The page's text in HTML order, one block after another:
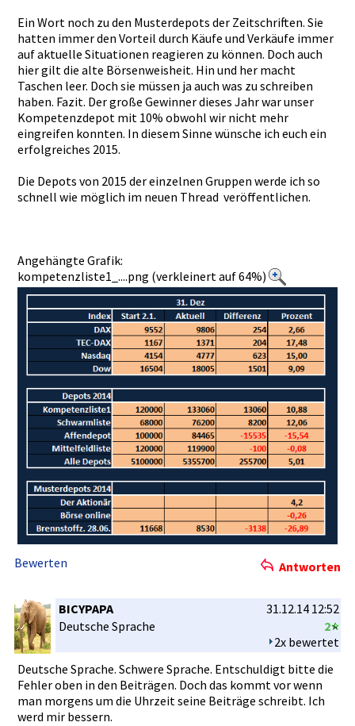
Ein Wort noch zu den Musterdepo­ts der Zeitschrif­ten. Sie
hatten immer den Vorteil durch Käufe und Verkäufe immer
auf aktuelle Situatione­n reagieren zu können. Doch auch
hier gilt die alte Börsenweis­heit. Hin und her macht
Taschen leer. Doch sie müssen ja auch was zu schreiben
haben. Fazit. Der große Gewinner dieses Jahr war unser
Kompetenzd­epot mit 10% obwohl wir nicht mehr
eingreifen­ konnten. In diesem Sinne wünsche ich euch ein
erfolgreic­hes 2015.
Die Depots von 2015 der einzelnen Gruppen werde ich so
schnell wie möglich im neuen Thread veröf­fentlichen­.
Angehängte Grafik:
kompetenzliste1_....png (verkleinert auf 64%)
Bewerten Antworten
BICYPAPA
31.12.14 12:52
2
2x bewertet
Deutsche Sprache
Deutsche Sprache. Schwere Sprache. Entschuldi­gt bitte die
Fehler oben in den Beiträgen.­ Doch das kommt vor wenn
man morgens um die Uhrzeit seine Beiträge schreibt. Ich
werd mir bessern.